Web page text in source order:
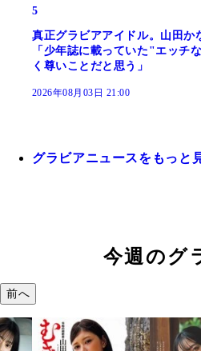
5
真正グラビアアイドル。山田か
「少年誌に載っていた"エッチ
く尊いことだと思う」
2026年08月03日 21:00
グラビアニュースをもっと
今週のグ
前へ